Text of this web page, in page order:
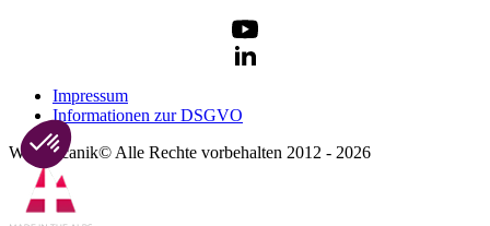
Impressum
Informationen zur DSGVO
Webmecanik© Alle Rechte vorbehalten 2012 - 2026